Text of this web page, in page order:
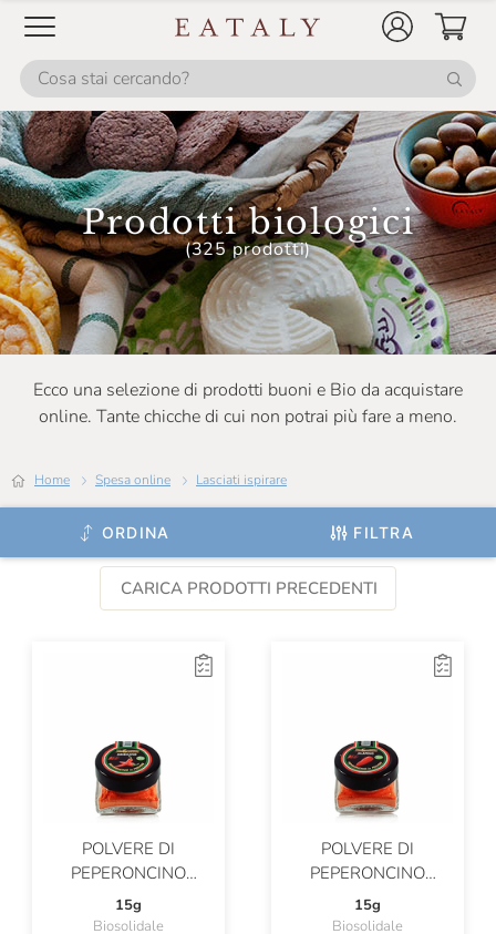
Prodotti biologici
(325 prodotti)
Ecco una selezione di prodotti buoni e Bio da acquistare
online. Tante chicche di cui non potrai più fare a meno.
Home Spesa online Lasciati ispirare
ORDINA FILTRA
CARICA PRODOTTI PRECEDENTI
POLVERE DI
PEPERONCINO
MESSICANO BIO
15g
Biosolidale
POLVERE DI
PEPERONCINO
JALAPENO BIO
15g
Biosolidale